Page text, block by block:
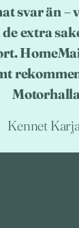
svar än –
de extra
Kennet